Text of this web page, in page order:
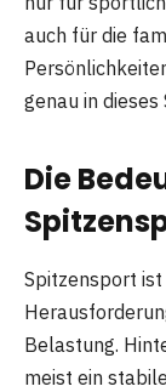
auch für die
genau in dieses
Die
Spitzensport
Belastung.
meist ein